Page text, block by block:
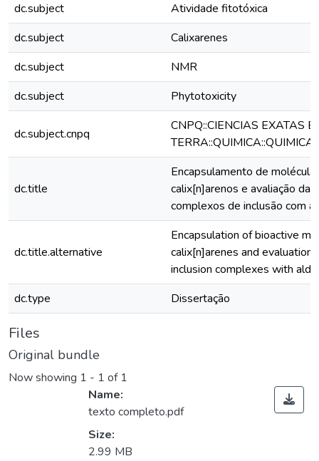
dc.subject
Atividade fitotóxica
dc.subject
Calixarenes
dc.subject
NMR
dc.subject
Phytotoxicity
dc.subject.cnpq
CNPQ::CIENCIAS EXATAS
TERRA::QUIMICA::QUIMICA
dc.title
Encapsulamento de
calix[n]arenos e avaliação da
complexos de inclusão com
dc.title.alternative
Encapsulation of bioactive
calix[n]arenes and
inclusion complexes with
dc.type
Dissertação
Files
Original bundle
Now showing 1 - 1 of 1
Name:
texto completo.pdf
Size:
2.99 MB